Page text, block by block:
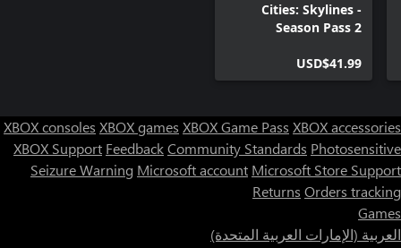
Cities: Skylines -
Season Pass 2
USD$41.99
XBOX consoles XBOX games XBOX Game Pass XBOX accessories
XBOX Support FeedbackCommunity Standards Photosensitive
Seizure Warning Microsoft account Microsoft Store Support
Returns Orders tracking
Games
العربية (الإمارات العربية المتحدة)